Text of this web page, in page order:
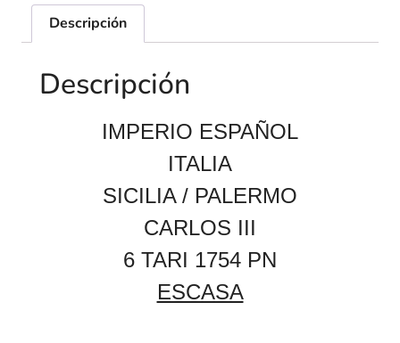
Descripción
Descripción
IMPERIO ESPAÑOL
ITALIA
SICILIA / PALERMO
CARLOS III
6 TARI 1754 PN
ESCASA